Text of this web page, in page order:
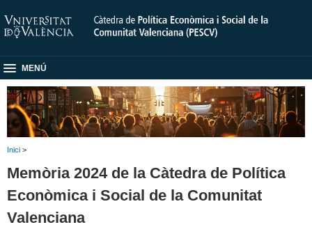
MENÚ
Inici >
Memòria 2024 de la Càtedra de Política
Econòmica i Social de la Comunitat
Valenciana